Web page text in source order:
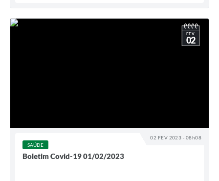
02 FEV 2023 - 08h08
FEV
02
SAÚDE
Boletim Covid-19 01/02/2023